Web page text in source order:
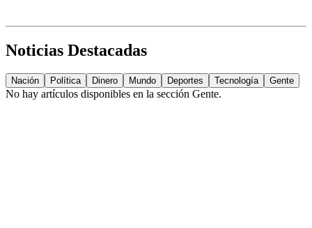
Noticias Destacadas
Nación Política Dinero Mundo Deportes Tecnología Gente
No hay artículos disponibles en la sección Gente.